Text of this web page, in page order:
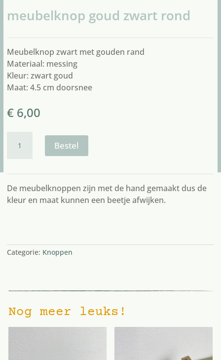
meubelknop goud zwart rond
Meubelknop zwart met gouden rand
Materiaal: messing
Kleur: zwart goud
Maat: 4.5 cm doorsnee
€6,00
meubelknop
goud Bestel
De meubelknoppen zijn met de hand gemaakt dus de
kleur en maat kunnen een beetje afwijken.
Categorie: Knoppen
Nog meer leuks!